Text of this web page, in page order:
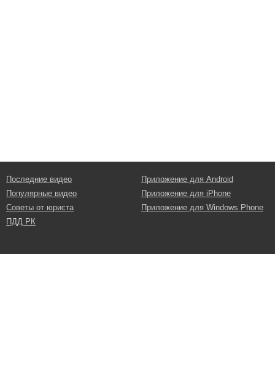
Последние видео
Популярные видео
Советы от юриста
ПДД РК
Приложение для Android
Приложение для iPhone
Приложение для Windows Phone